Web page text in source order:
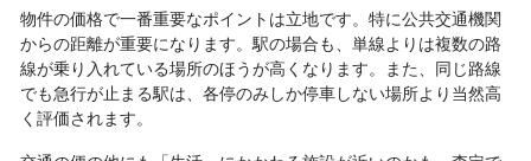
物件の価格で一番重要なポイントは立地です。特に公共交通機関
からの距離が重要になります。駅の場合も、単線よりは複数の路
線が乗り入れている場所のほうが高くなります。また、同じ路線
でも急行が止まる駅は、各停のみしか停車しない場所より当然高
く評価されます。